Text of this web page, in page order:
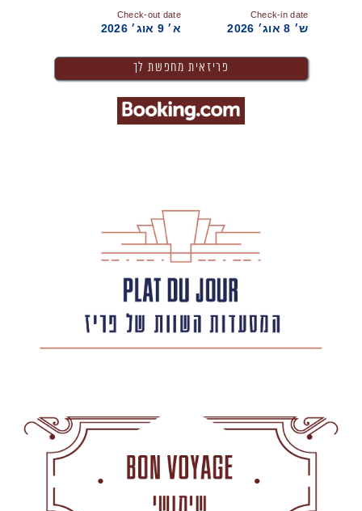
Check-in date
ש׳ 8 אוג׳ 2026
Check-out date
א׳ 9 אוג׳ 2026